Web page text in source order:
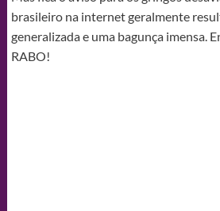
brasileiro na internet geralmente
generalizada e uma bagunça imensa.
RABO!